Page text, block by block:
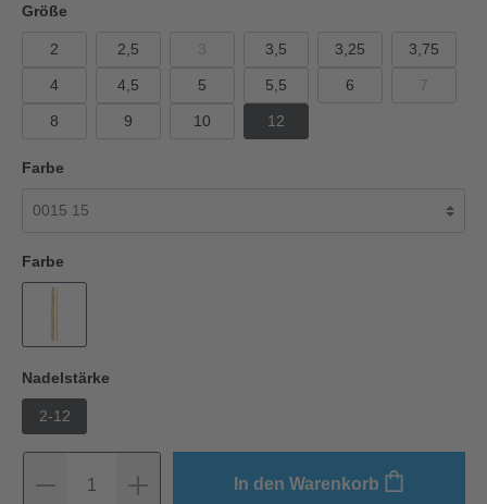
Größe
2 2,5 3 3,5 3,25 3,75
4 4,5 5 5,5 6 7
8 9 10 12
Farbe
Farbe
Nadelstärke
2-12
1 In den Warenkorb